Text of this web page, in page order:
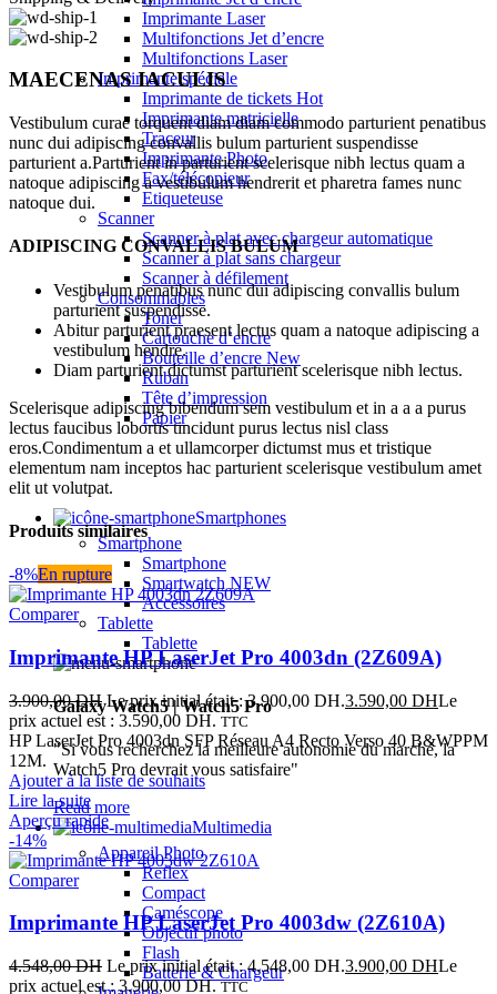
Imprimante Laser
Multifonctions Jet d’encre
Multifonctions Laser
Imprimante spéciale
Imprimante de tickets Hot
Imprimante matricielle
Traceur
Imprimante Photo
Fax/télécopieur
Etiqueteuse
Scanner
Scanner à plat avec chargeur automatique
Scanner à plat sans chargeur
Scanner à défilement
Consommables
Toner
Cartouche d’encre
Bouteille d’encre New
Ruban
Tête d’impression
Papier
Smartphones
Smartphone
Smartphone
Smartwatch NEW
Accessoires
Tablette
Tablette
Galaxy Watch5 | Watch5 Pro
"Si vous recherchez la meilleure autonomie du marché, la
Watch5 Pro devrait vous satisfaire"
Read more
Multimedia
Appareil Photo
Reflex
Compact
Caméscope
Objectif photo
Flash
Batterie & Chargeur
MAECENAS IACULIS
Vestibulum curae torquent diam diam commodo parturient penatibus
nunc dui adipiscing convallis bulum parturient suspendisse
parturient a.Parturient in parturient scelerisque nibh lectus quam a
natoque adipiscing a vestibulum hendrerit et pharetra fames nunc
natoque dui.
ADIPISCING CONVALLIS BULUM
Vestibulum penatibus nunc dui adipiscing convallis bulum
parturient suspendisse.
Abitur parturient praesent lectus quam a natoque adipiscing a
vestibulum hendre.
Diam parturient dictumst parturient scelerisque nibh lectus.
Scelerisque adipiscing bibendum sem vestibulum et in a a a purus
lectus faucibus lobortis tincidunt purus lectus nisl class
eros.Condimentum a et ullamcorper dictumst mus et tristique
elementum nam inceptos hac parturient scelerisque vestibulum amet
elit ut volutpat.
Produits similaires
-8%En rupture
Comparer
Imprimante HP LaserJet Pro 4003dn (2Z609A)
3.900,00DH Le prix initial était : 3.900,00 DH.3.590,00 DHLe
prix actuel est : 3.590,00 DH. TTC
HP LaserJet Pro 4003dn SFP Réseau A4 Recto Verso 40 B&WPPM
12M.
Ajouter à la liste de souhaits
Lire la suite
Aperçu rapide
-14%
Comparer
Imprimante HP LaserJet Pro 4003dw (2Z610A)
4.548,00DH Le prix initial était : 4.548,00 DH.3.900,00 DHLe
prix actuel est : 3.900,00 DH. TTC